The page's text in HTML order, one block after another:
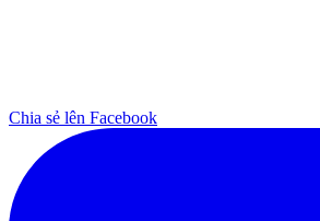
Chia sẻ lên Facebook